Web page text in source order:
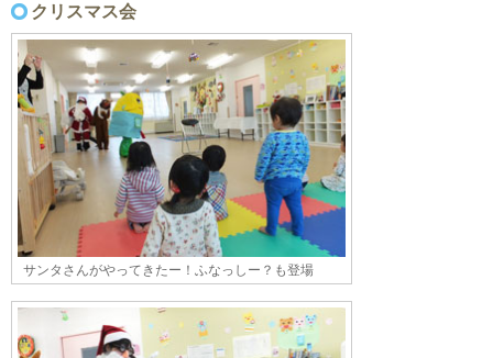
クリスマス会
サンタさんがやってきたー！ふなっしー？も登場